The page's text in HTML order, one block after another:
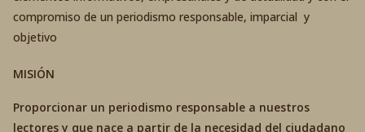
compromiso de un periodismo responsable, imparcial y
objetivo
MISIÓN
Proporcionar un periodismo responsable a nuestros
lectores y que nace a partir de la necesidad del ciudadano